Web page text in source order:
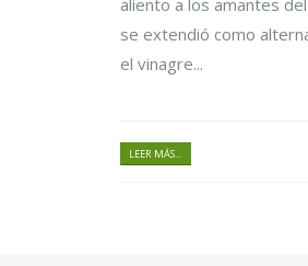
se extendió como
el vinagre...
LEER MÁS...